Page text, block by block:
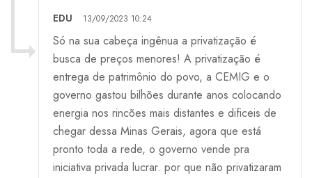
EDU 13/09/2023 10:24
Só na sua cabeça ingênua a privatização é
busca de preços menores! A privatização é
entrega de patrimônio do povo, a CEMIG e o
governo gastou bilhões durante anos colocando
energia nos rincões mais distantes e dificeis de
chegar dessa Minas Gerais, agora que está
pronto toda a rede, o governo vende pra
iniciativa privada lucrar. por que não privatizaram